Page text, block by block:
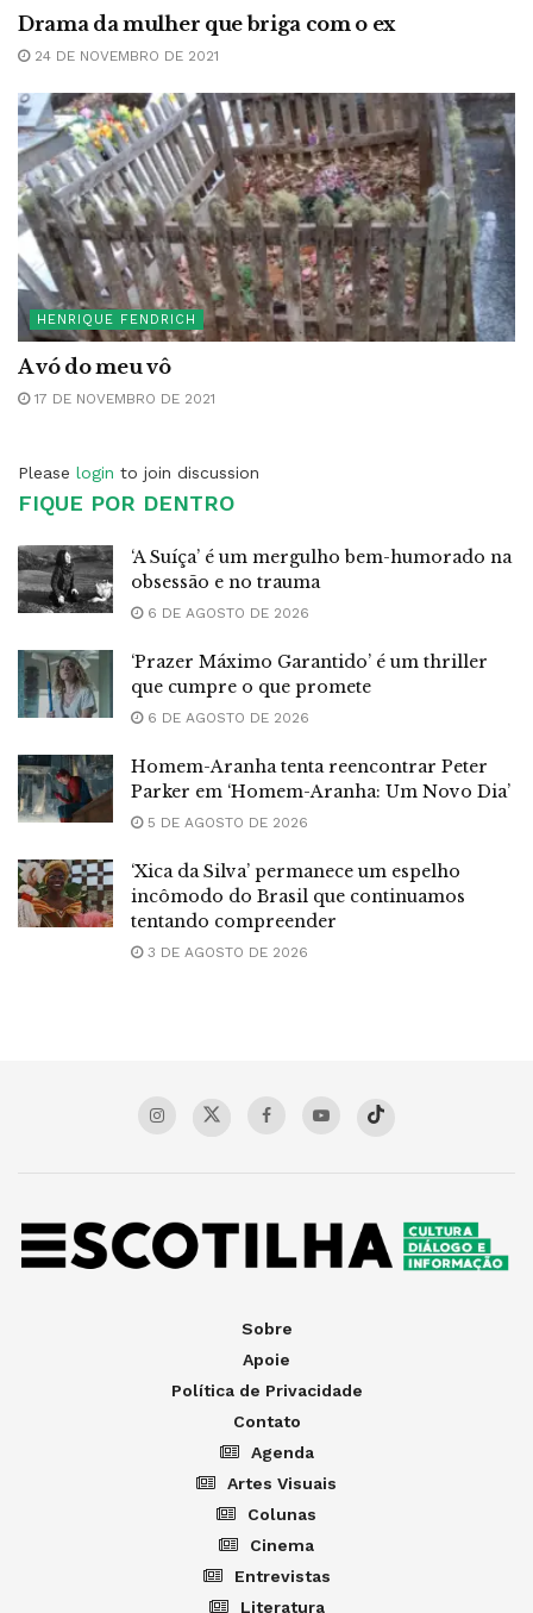
Drama da mulher que briga com o ex
24 DE NOVEMBRO DE 2021
HENRIQUE FENDRICH
A vó do meu vô
17 DE NOVEMBRO DE 2021
Please login to join discussion
FIQUE POR DENTRO
‘A Suíça’ é um mergulho bem-humorado na
obsessão e no trauma
6 DE AGOSTO DE 2026
‘Prazer Máximo Garantido’ é um thriller
que cumpre o que promete
6 DE AGOSTO DE 2026
Homem-Aranha tenta reencontrar Peter
Parker em ‘Homem-Aranha: Um Novo Dia’
5 DE AGOSTO DE 2026
‘Xica da Silva’ permanece um espelho
incômodo do Brasil que continuamos
tentando compreender
3 DE AGOSTO DE 2026
Sobre
Apoie
Política de Privacidade
Contato
Agenda
Artes Visuais
Colunas
Cinema
Entrevistas
Literatura